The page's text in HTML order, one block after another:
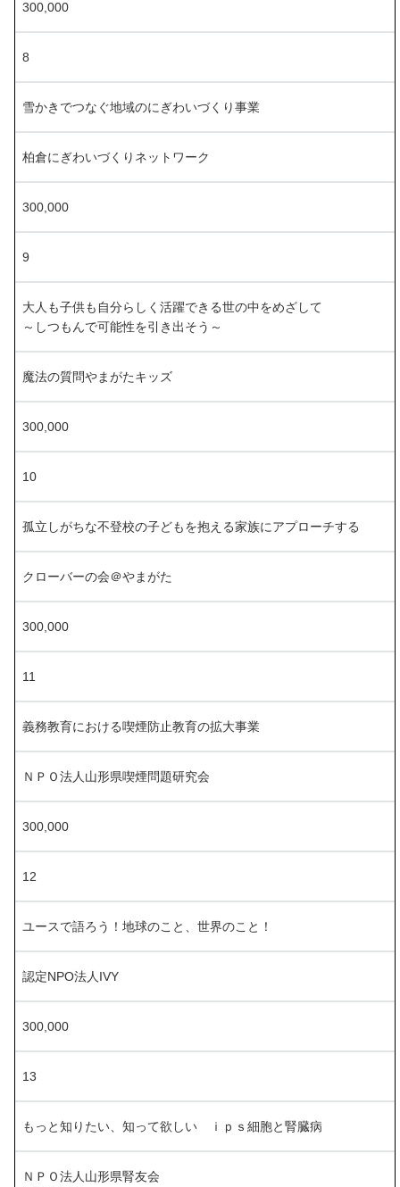
300,000
8
雪かきでつなぐ地域のにぎわいづくり事業
柏倉にぎわいづくりネットワーク
300,000
9
大人も子供も自分らしく活躍できる世の中をめざして
～しつもんで可能性を引き出そう～
魔法の質問やまがたキッズ
300,000
10
孤立しがちな不登校の子どもを抱える家族にアプローチする
クローバーの会＠やまがた
300,000
11
義務教育における喫煙防止教育の拡大事業
ＮＰＯ法人山形県喫煙問題研究会
300,000
12
ユースで語ろう！地球のこと、世界のこと！
認定NPO法人IVY
300,000
13
もっと知りたい、知って欲しい ｉｐｓ細胞と腎臓病
ＮＰＯ法人山形県腎友会